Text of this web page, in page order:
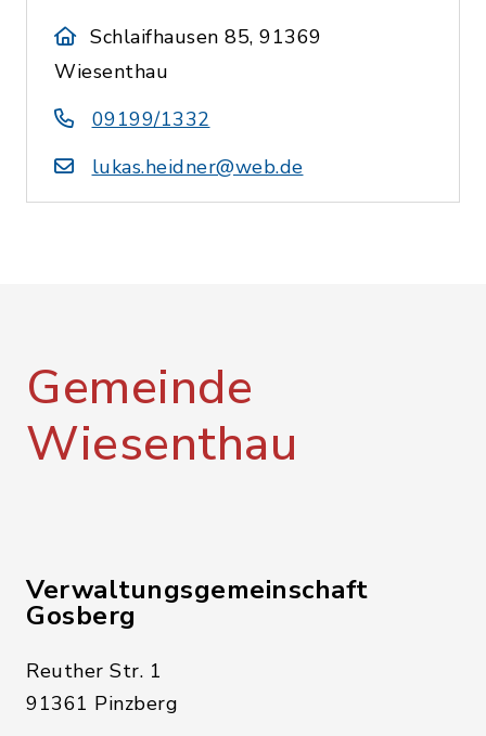
Schlaifhausen 85, 91369
Wiesenthau
09199/1332
lukas.heidner@web.de
Gemeinde
Wiesenthau
Verwaltungsgemeinschaft
Gosberg
Reuther Str. 1
91361 Pinzberg